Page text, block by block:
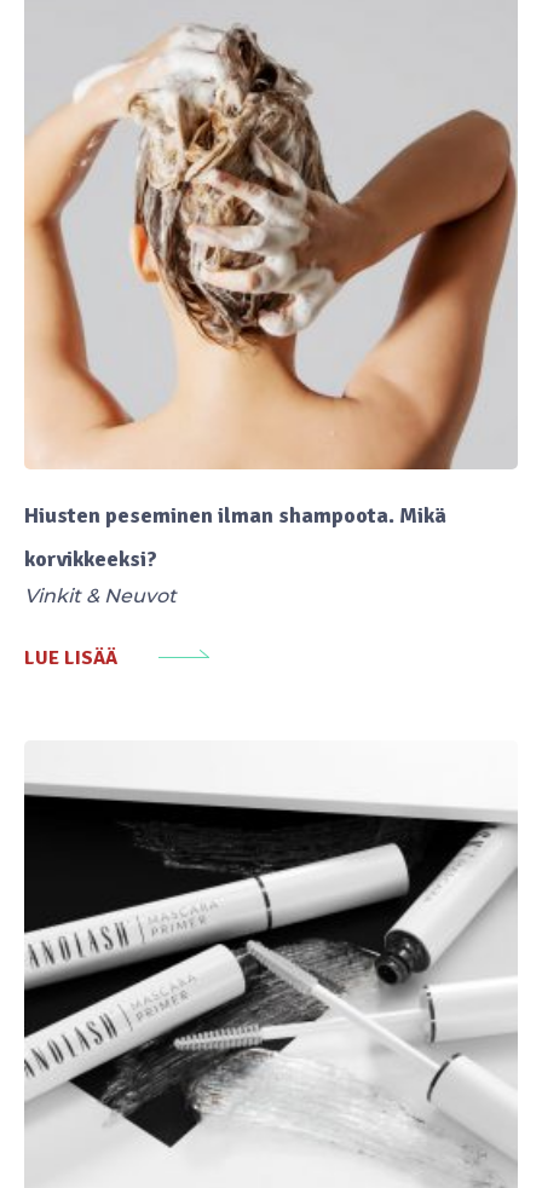
Hiusten peseminen ilman shampoota. Mikä
korvikkeeksi?
Vinkit & Neuvot
LUE LISÄÄ